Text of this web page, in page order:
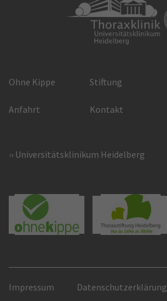
Ohne Kippe Stiftung
Anfahrt Kontakt
Universitätsklinikum Heidelberg
Impressum Datenschutzerklärung